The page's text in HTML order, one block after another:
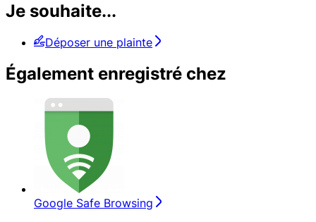
Je souhaite...
Déposer une plainte
Également enregistré chez
Google Safe Browsing